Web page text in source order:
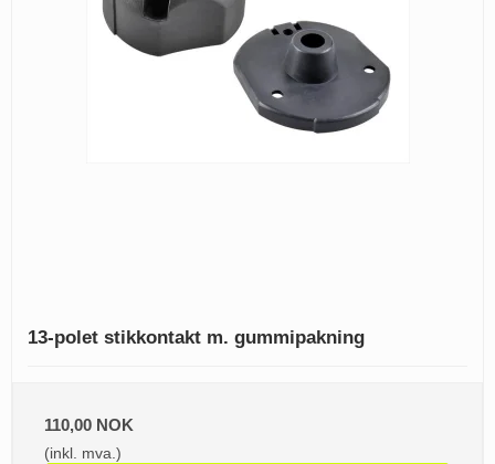
13-polet stikkontakt m. gummipakning
110,00 NOK
(inkl. mva.)